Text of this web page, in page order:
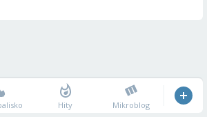
Hity Mikroblog